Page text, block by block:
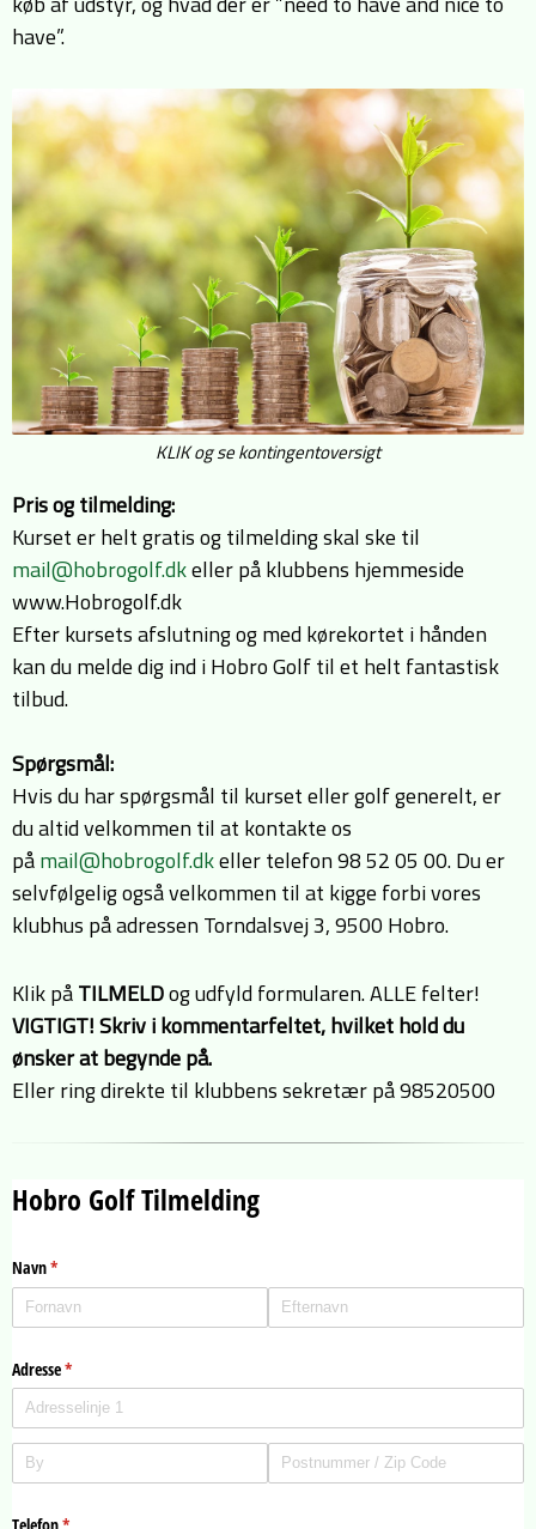
have”.
KLIK og se kontingentoversigt
Pris og tilmelding:
Kurset er helt gratis og tilmelding skal ske til
mail@hobrogolf.dkeller på klubbens hjemmeside
www.Hobrogolf.dk
Efter kursets afslutning og med kørekortet i hånden
kan du melde dig ind i Hobro Golf til et helt fantastisk
tilbud.
Spørgsmål:
Hvis du har spørgsmål til kurset eller golf generelt, er
du altid velkommen til at kontakte os
påmail@hobrogolf.dkeller telefon 98 52 05 00. Du er
selvfølgelig også velkommen til at kigge forbi vores
klubhus på adressen Torndalsvej 3, 9500 Hobro.
Klik påTILMELDog udfyld formularen. ALLE felter!
VIGTIGT! Skriv i kommentarfeltet, hvilket hold du
ønsker at begynde på.
Eller ring direkte til klubbens sekretær på 98520500